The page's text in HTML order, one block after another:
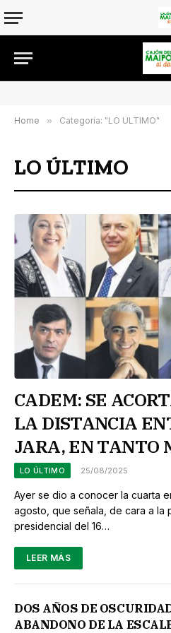
Home » Categoría: "LO ÚLTIMO"
LO ÚLTIMO
CADEM: SE
LA DISTANCIA
JARA, EN TANTO MATTHEI NO
DESPEGA DEL
LO ÚLTIMO 25/08/2025
Ayer se dio a conocer la cuarta
agosto, que señala, de cara a la
presidencial del 16…
LEER MÁS
DOS AÑOS DE
ABANDONO DE LA